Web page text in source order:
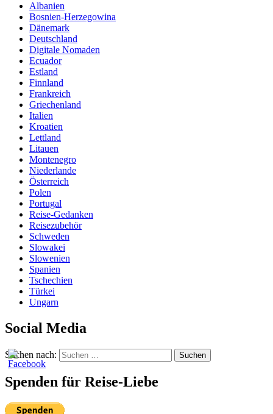
Albanien
Bosnien-Herzegowina
Dänemark
Deutschland
Digitale Nomaden
Ecuador
Estland
Finnland
Frankreich
Griechenland
Italien
Kroatien
Lettland
Litauen
Montenegro
Niederlande
Österreich
Polen
Portugal
Reise-Gedanken
Reisezubehör
Schweden
Slowakei
Slowenien
Spanien
Tschechien
Türkei
Ungarn
Social Media
Suchen nach: Suchen
Spenden für Reise-Liebe